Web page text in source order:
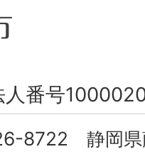
人番号
8722 静岡県